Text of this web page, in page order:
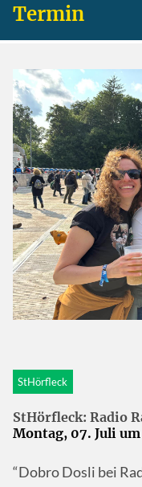
Termin
StHörfleck
StHörfleck: Radio
Montag, 07. Juli
“Dobro Dosli bei